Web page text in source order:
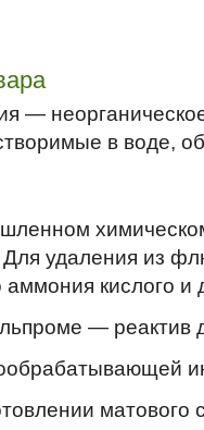
—
в воде,
удаления из
аммония кислого и
— реактив
матового